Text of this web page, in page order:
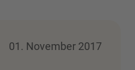
01. November 2017